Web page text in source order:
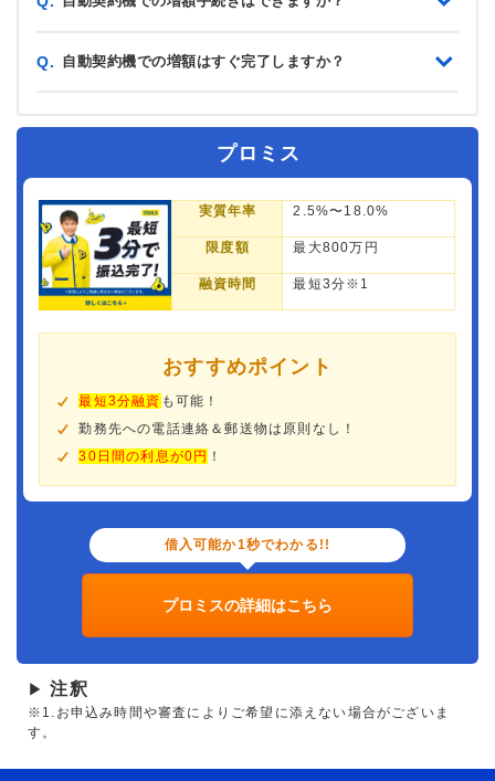
Q. 自動契約機での増額はすぐ完了しますか？
プロミス
実質年率 2.5%〜18.0%
限度額 最大800万円
融資時間 最短3分※1
おすすめポイント
最短3分融資 も可能！
勤務先への電話連絡＆郵送物は原則なし！
30日間の利息が0円 ！
借入可能か1秒でわかる!!
プロミスの詳細はこちら
▶ 注釈
※1.お申込み時間や審査によりご希望に添えない場合がございま
す。